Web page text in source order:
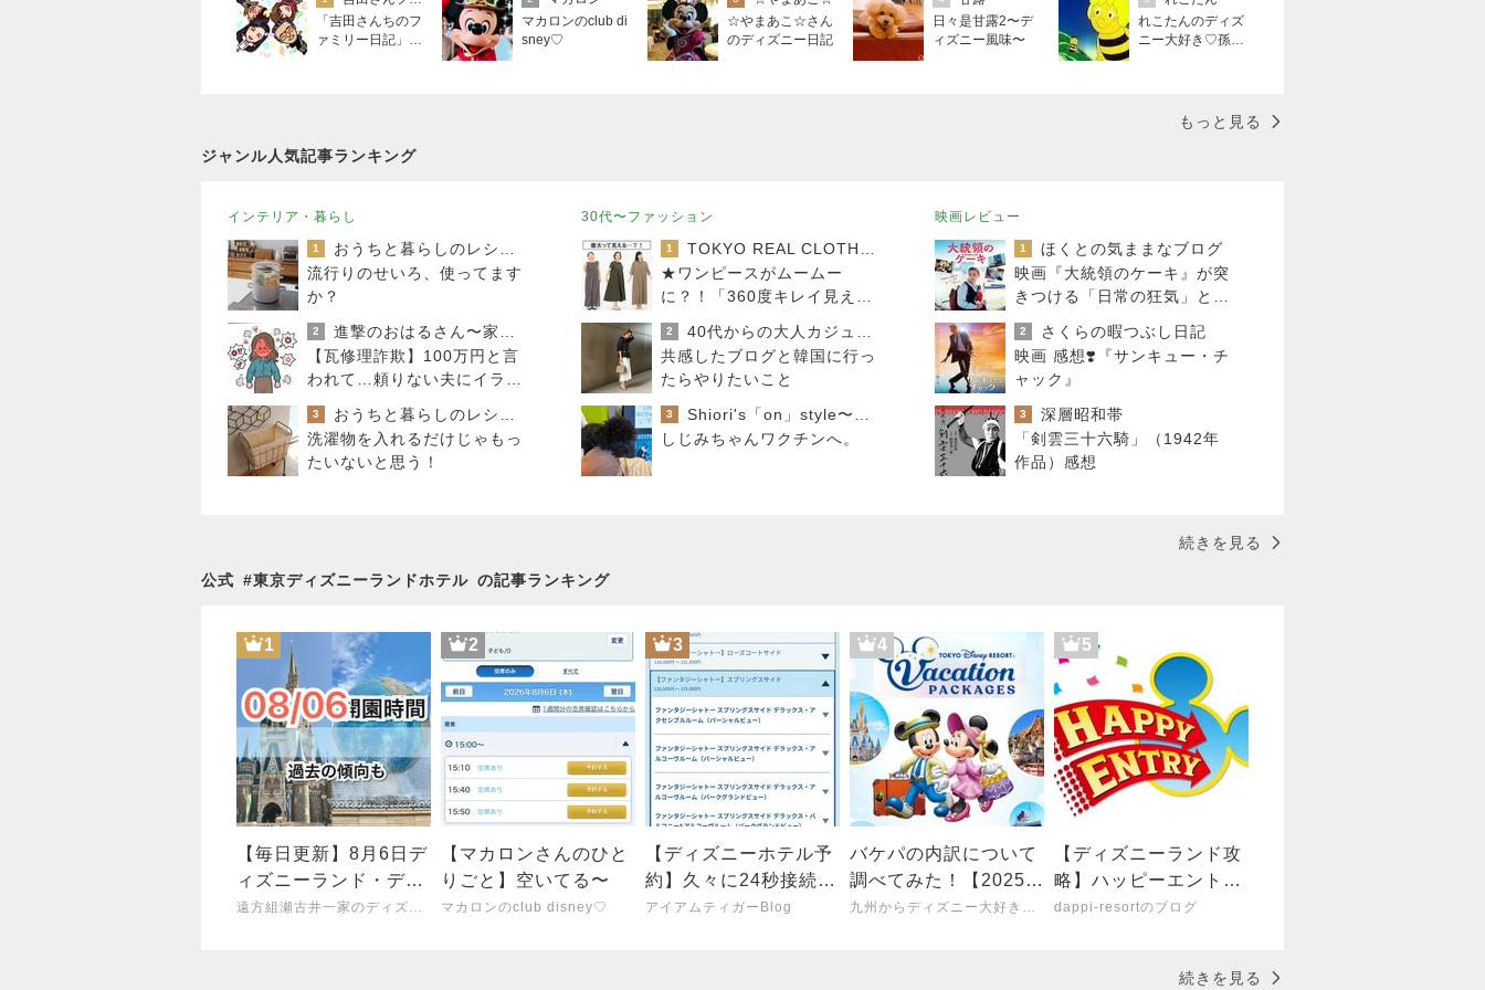
「吉田さんちのフ
ァミリー日記」Po
マカロンのclub di
sney♡
☆やまあこ☆さん
のディズニー日記
日々是甘露2〜デ
ィズニー風味〜
れこたんのディズ
ニー大好き♡孫4
もっと見る
ジャンル人気記事ランキング
インテリア・暮らし
1
流行りのせいろ、使ってます
か？
2
【瓦修理詐欺】100万円と言
われて…頼りない夫にイライ
ラした日
3
洗濯物を入れるだけじゃもっ
たいないと思う！
30代〜ファッション
1
★ワンピースがムームー
に？！「360度キレイ見え」
の必殺ワザはコレ♪
2
共感したブログと韓国に行っ
たらやりたいこと
3
しじみちゃんワクチンへ。
映画レビュー
1
ほくとの気ままなブログ
映画『大統領のケーキ』が突
きつける「日常の狂気」と涙
のラスト
2
さくらの暇つぶし日記
映画 感想❣️『サンキュー・チ
ャック』
3
深層昭和帯
「剣雲三十六騎」（1942年
作品）感想
続きを見る
公式 #東京ディズニーランドホテル の記事ランキング
1
【毎日更新】8月6日デ
ィズニーランド・ディ
ズニーシー開園時間
2
【マカロンさんのひと
りごと】空いてる〜
マカロンのclub disney♡
3
【ディズニーホテル予
約】久々に24秒接続！
ホテル完売時間早す
アイアムティガーBlog
4
バケパの内訳について
調べてみた！【2025年
夏】
5
【ディズニーランド攻
略】ハッピーエントリ
ー攻略編【朝イチの動
dappi-resortのブログ
続きを見る